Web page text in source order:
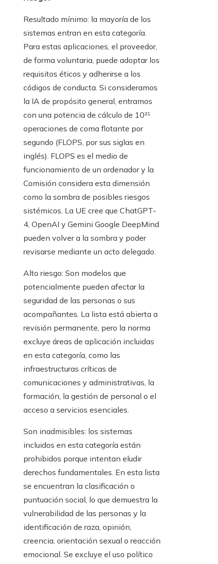
Resultado mínimo: la mayoría de los
sistemas entran en esta categoría.
Para estas aplicaciones, el proveedor,
de forma voluntaria, puede adoptar los
requisitos éticos y adherirse a los
códigos de conducta. Si consideramos
la IA de propósito general, entramos
con una potencia de cálculo de 10²⁵
operaciones de coma flotante por
segundo (FLOPS, por sus siglas en
inglés). FLOPS es el medio de
funcionamiento de un ordenador y la
Comisión considera esta dimensión
como la sombra de posibles riesgos
sistémicos. La UE cree que ChatGPT-
4, OpenAI y Gemini Google DeepMind
pueden volver a la sombra y poder
revisarse mediante un acto delegado.
Alto riesgo: Son modelos que
potencialmente pueden afectar la
seguridad de las personas o sus
acompañantes. La lista está abierta a
revisión permanente, pero la norma
excluye áreas de aplicación incluidas
en esta categoría, como las
infraestructuras críticas de
comunicaciones y administrativas, la
formación, la gestión de personal o el
acceso a servicios esenciales.
Son inadmisibles: los sistemas
incluidos en esta categoría están
prohibidos porque intentan eludir
derechos fundamentales. En esta lista
se encuentran la clasificación o
puntuación social, lo que demuestra la
vulnerabilidad de las personas y la
identificación de raza, opinión,
creencia, orientación sexual o reacción
emocional. Se excluye el uso político